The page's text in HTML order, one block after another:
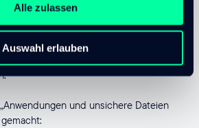
Alle zulassen
Auswahl erlauben
der Domänenname müssen zu der
und unsichere Dateien